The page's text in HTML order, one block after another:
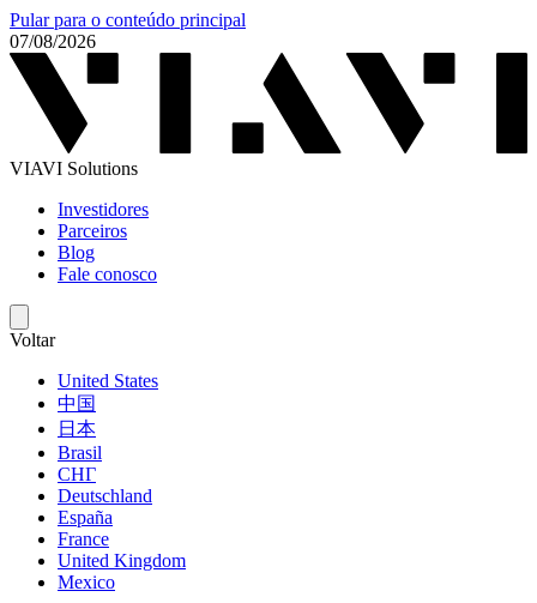
Pular para o conteúdo principal
07/08/2026
VIAVI Solutions
Investidores
Parceiros
Blog
Fale conosco
Voltar
United States
中国
日本
Brasil
СНГ
Deutschland
España
France
United Kingdom
Mexico